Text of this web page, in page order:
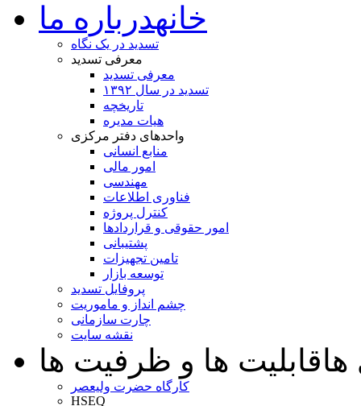
خانهدرباره ما
تسدید در یک نگاه
معرفی تسدید
معرفی تسدید
تسدید در سال ۱۳۹۲
تاریخچه
هیات مدیره
واحدهای دفتر مرکزی
منابع انسانی
امور مالی
مهندسی
فناوری اطلاعات
کنترل پروژه
امور حقوقی و قراردادها
پشتیبانی
تامین تجهیزات
توسعه بازار
پروفایل تسدید
چشم انداز و ماموریت
چارت سازمانی
نقشه سایت
هاقابلیت ها و ظرفیت ها
کارگاه حضرت ولیعصر
HSEQ